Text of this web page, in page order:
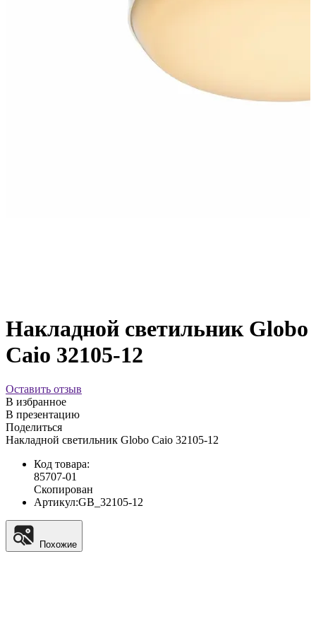
Накладной светильник Globo
Caio 32105-12
Оставить отзыв
В избранное
В презентацию
Поделиться
Накладной светильник Globo Caio 32105-12
Код товара:
85707-01
Скопирован
Артикул:GB_32105-12
Похожие